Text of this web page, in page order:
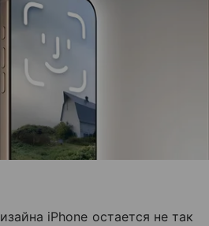
iPhone остается не так